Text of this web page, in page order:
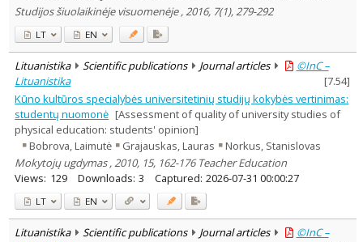
Studijos šiuolaikinėje visuomenėje , 2016, 7(1), 279-292
LT EN
Lituanistika Scientific publications Journal articles
©InC –
Lituanistika
[7.54]
Kūno kultūros specialybės universitetinių studijų kokybės vertinimas:
studentų nuomonė [Assessment of quality of university studies of
physical education: students' opinion]
Bobrova, Laimutė
Grajauskas, Lauras
Norkus, Stanislovas
Mokytojų ugdymas , 2010, 15, 162-176 Teacher Education
Views: 129 Downloads: 3 Captured: 2026-07-31 00:00:27
LT EN
Lituanistika Scientific publications Journal articles
©InC –